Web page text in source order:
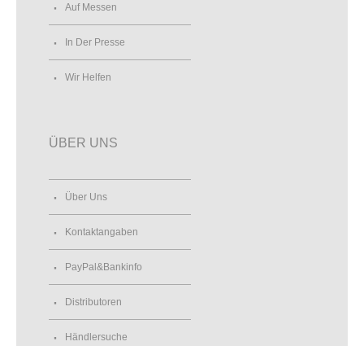
Auf Messen
In Der Presse
Wir Helfen
ÜBER UNS
Über Uns
Kontaktangaben
PayPal&Bankinfo
Distributoren
Händlersuche